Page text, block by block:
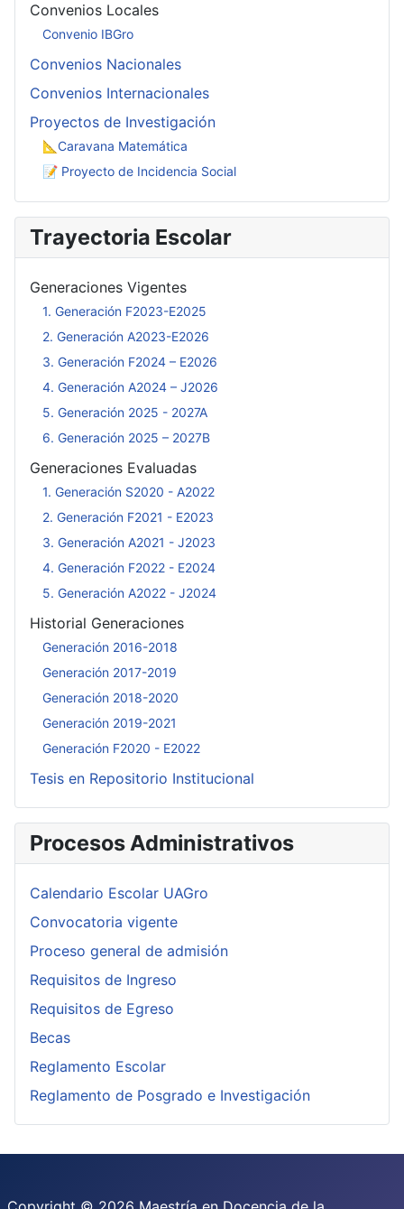
Convenios Locales
Convenio IBGro
Convenios Nacionales
Convenios Internacionales
Proyectos de Investigación
📐Caravana Matemática
📝 Proyecto de Incidencia Social
Trayectoria Escolar
Generaciones Vigentes
1. Generación F2023-E2025
2. Generación A2023-E2026
3. Generación F2024 – E2026
4. Generación A2024 – J2026
5. Generación 2025 - 2027A
6. Generación 2025 – 2027B
Generaciones Evaluadas
1. Generación S2020 - A2022
2. Generación F2021 - E2023
3. Generación A2021 - J2023
4. Generación F2022 - E2024
5. Generación A2022 - J2024
Historial Generaciones
Generación 2016-2018
Generación 2017-2019
Generación 2018-2020
Generación 2019-2021
Generación F2020 - E2022
Tesis en Repositorio Institucional
Procesos Administrativos
Calendario Escolar UAGro
Convocatoria vigente
Proceso general de admisión
Requisitos de Ingreso
Requisitos de Egreso
Becas
Reglamento Escolar
Reglamento de Posgrado e Investigación